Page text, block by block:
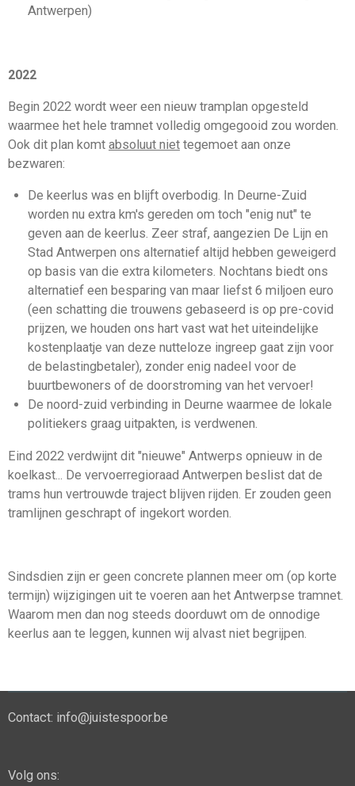
Antwerpen)
2022
Begin 2022 wordt weer een nieuw tramplan opgesteld
waarmee het hele tramnet volledig omgegooid zou worden.
Ook dit plan komt absoluut niet tegemoet aan onze
bezwaren:
De keerlus was en blijft overbodig. In Deurne-Zuid
worden nu extra km's gereden om toch "enig nut" te
geven aan de keerlus. Zeer straf, aangezien De Lijn en
Stad Antwerpen ons alternatief altijd hebben geweigerd
op basis van die extra kilometers. Nochtans biedt ons
alternatief een besparing van maar liefst 6 miljoen euro
(een schatting die trouwens gebaseerd is op pre-covid
prijzen, we houden ons hart vast wat het uiteindelijke
kostenplaatje van deze nutteloze ingreep gaat zijn voor
de belastingbetaler), zonder enig nadeel voor de
buurtbewoners of de doorstroming van het vervoer!
De noord-zuid verbinding in Deurne waarmee de lokale
politiekers graag uitpakten, is verdwenen.
Eind 2022 verdwijnt dit "nieuwe" Antwerps opnieuw in de
koelkast... De vervoerregioraad Antwerpen beslist dat de
trams hun vertrouwde traject blijven rijden. Er zouden geen
tramlijnen geschrapt of ingekort worden.
Sindsdien zijn er geen concrete plannen meer om (op korte
termijn) wijzigingen uit te voeren aan het Antwerpse tramnet.
Waarom men dan nog steeds doorduwt om de onnodige
keerlus aan te leggen, kunnen wij alvast niet begrijpen.
Contact: info@juistespoor.be
Volg ons: